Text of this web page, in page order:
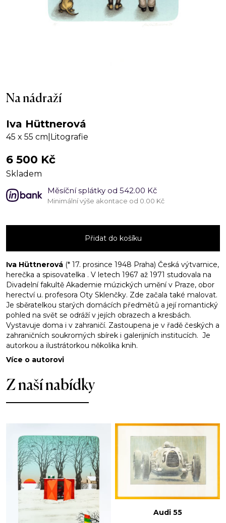
Na nádraží
Iva Hüttnerová
45 x 55 cm Litografie
6 500 Kč
Skladem
Měsíční splátky od 542.00 Kč
Minimální výše akontace od 0.00 Kč
nádraží
Přidat do košíku
Iva Hüttnerová (* 17. prosince 1948 Praha) Česká výtvarnice,
herečka a spisovatelka . V letech 1967 až 1971 studovala na
Divadelní fakultě Akademie múzických umění v Praze, obor
herectví u. profesora Oty Sklenčky. Zde začala také malovat.
Je sběratelkou starých domácích předmětů a její romantický
pohled na svět se odráží v jejích obrazech a kresbách.
Vystavuje doma i v zahraničí. Zastoupena je v řadě českých a
zahraničních soukromých sbírek i galerijních institucích. Je
autorkou a ilustrátorkou několika knih.
Více o autorovi
Z naší nabídky
Audi 55